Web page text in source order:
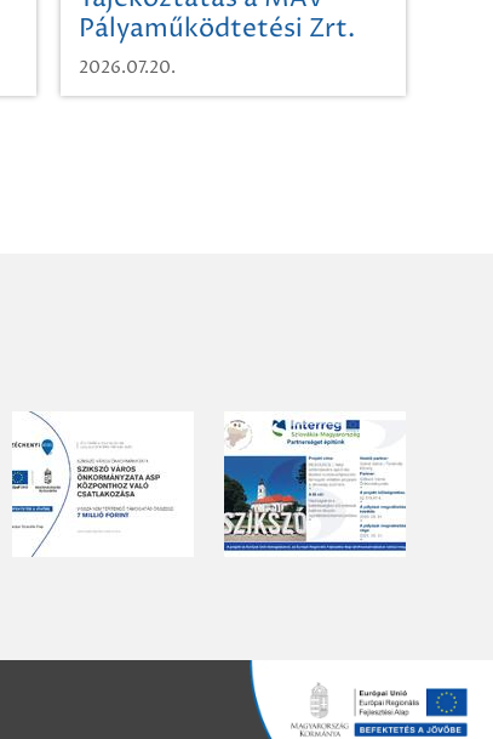
Pályaműködtetési Zrt.
Területi Igazgatóság
Debrecen-Miskolc
2026.07.20.